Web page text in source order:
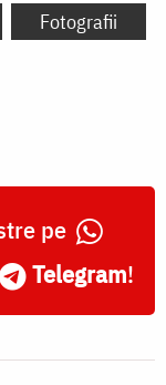
Fotografii
pe
Telegram!